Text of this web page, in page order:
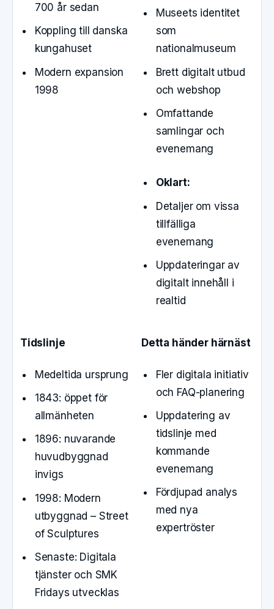
700 år sedan
Koppling till danska
kungahuset
Modern expansion
1998
Museets identitet
som
nationalmuseum
Brett digitalt utbud
och webshop
Omfattande
samlingar och
evenemang
Oklart:
Detaljer om vissa
tillfälliga
evenemang
Uppdateringar av
digitalt innehåll i
realtid
Tidslinje
Medeltida ursprung
1843: öppet för
allmänheten
1896: nuvarande
huvudbyggnad
invigs
1998: Modern
utbyggnad – Street
of Sculptures
Senaste: Digitala
tjänster och SMK
Fridays utvecklas
Detta händer härnäst
Fler digitala initiativ
och FAQ-planering
Uppdatering av
tidslinje med
kommande
evenemang
Fördjupad analys
med nya
expertröster